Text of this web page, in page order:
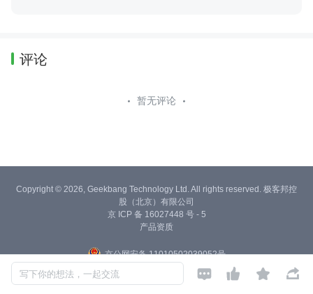
评论
暂无评论
写下你的想法，一起交流    
Copyright © 2026, Geekbang Technology Ltd. All rights reserved. 极客邦控
股（北京）有限公司
京 ICP 备 16027448 号 - 5
产品资质
京公网安备 11010502039052号